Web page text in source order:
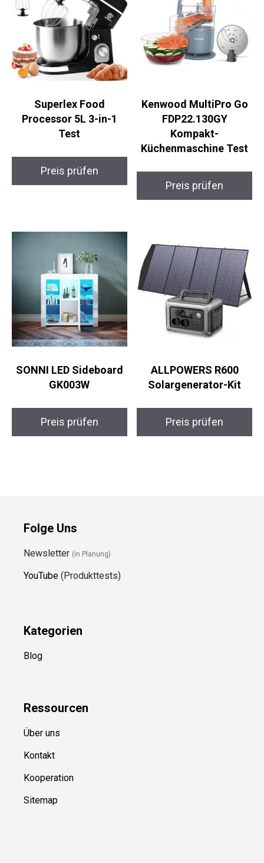
Superlex Food
Processor 5L 3-in-1
Test
Preis prüfen
Kenwood MultiPro Go
FDP22.130GY
Kompakt-
Küchenmaschine Test
Preis prüfen
SONNI LED Sideboard
GK003W
Preis prüfen
ALLPOWERS R600
Solargenerator-Kit
Preis prüfen
Folge Uns
Newsletter (in Planung)
YouTube (Produkttests)
Kategorien
Blog
Ressourcen
Über uns
Kontakt
Kooperation
Sitemap